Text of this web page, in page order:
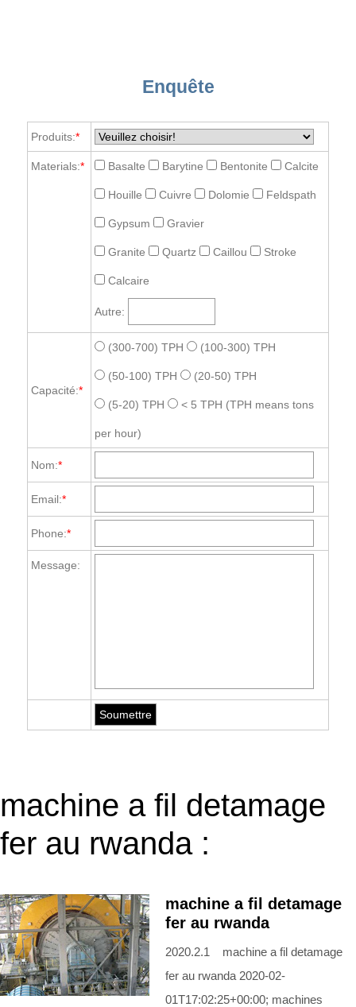
Enquête
Produits:*
Materials:* Basalte Barytine Bentonite Calcite
Houille Cuivre Dolomie Feldspath
Gypsum Gravier
Granite Quartz Caillou Stroke
Calcaire
Autre:
Capacité:*
(300-700) TPH (100-300) TPH
(50-100) TPH (20-50) TPH
(5-20) TPH < 5 TPH (TPH means tons
per hour)
Nom:*
Email:*
Phone:*
Message:
machine a fil detamage
fer au rwanda :
machine a fil detamage
fer au rwanda
2020.2.1 machine a fil detamage
fer au rwanda 2020-02-
01T17:02:25+00:00; machines